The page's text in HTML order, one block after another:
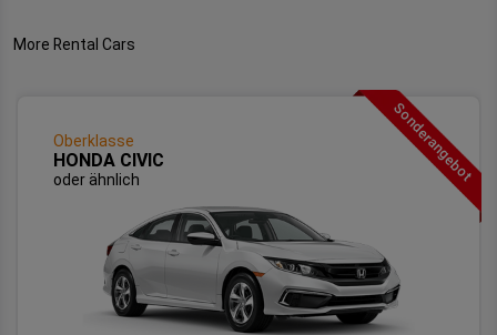
More Rental Cars
Sonderangebot
Oberklasse
HONDA CIVIC
oder ähnlich